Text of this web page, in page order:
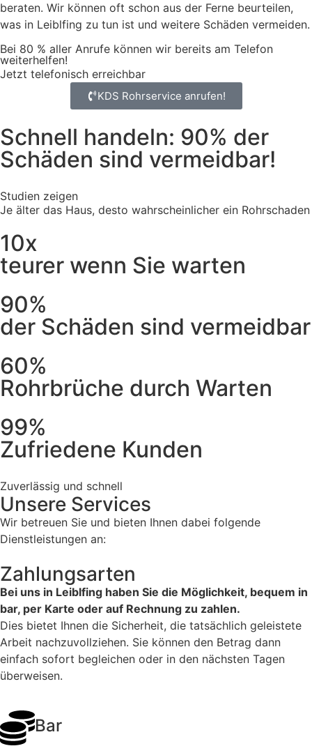
beraten. Wir können oft schon aus der Ferne beurteilen,
was in Leiblfing zu tun ist und weitere Schäden vermeiden.
Bei 80 % aller Anrufe können wir bereits am Telefon
weiterhelfen!
Jetzt telefonisch erreichbar
KDS Rohrservice anrufen!
Schnell handeln: 90% der
Schäden sind vermeidbar!
Studien zeigen
Je älter das Haus, desto wahrscheinlicher ein Rohrschaden
10x
teurer wenn Sie warten
90%
der Schäden sind vermeidbar
60%
Rohrbrüche durch Warten
99%
Zufriedene Kunden
Zuverlässig und schnell
Unsere Services
Wir betreuen Sie und bieten Ihnen dabei folgende
Dienstleistungen an:
Zahlungsarten
Bei uns in Leiblfing haben Sie die Möglichkeit, bequem in
bar, per Karte oder auf Rechnung zu zahlen.
Dies bietet Ihnen die Sicherheit, die tatsächlich geleistete
Arbeit nachzuvollziehen. Sie können den Betrag dann
einfach sofort begleichen oder in den nächsten Tagen
überweisen.
Bar